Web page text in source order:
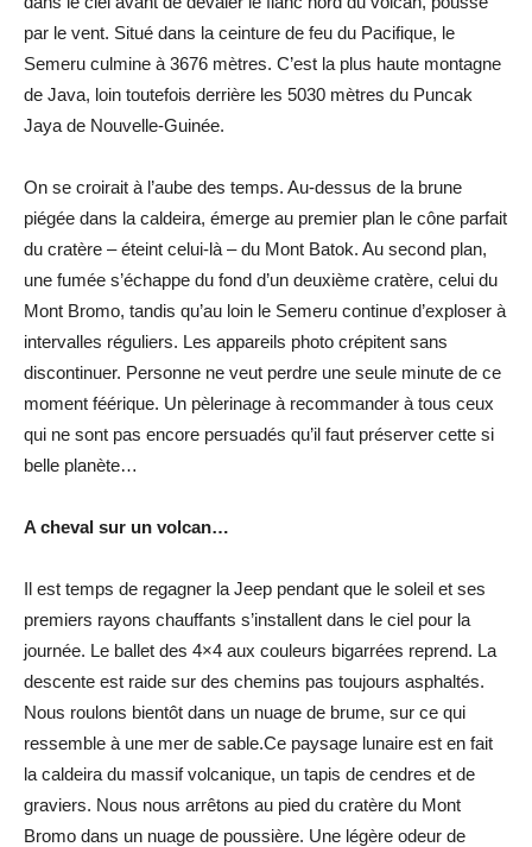
par le vent. Situé dans la ceinture de feu du Pacifique, le
Semeru culmine à 3676 mètres. C’est la plus haute montagne
de Java, loin toutefois derrière les 5030 mètres du Puncak
Jaya de Nouvelle-Guinée.
On se croirait à l’aube des temps. Au-dessus de la brune
piégée dans la caldeira, émerge au premier plan le cône parfait
du cratère – éteint celui-là – du Mont Batok. Au second plan,
une fumée s’échappe du fond d’un deuxième cratère, celui du
Mont Bromo, tandis qu’au loin le Semeru continue d’exploser à
intervalles réguliers. Les appareils photo crépitent sans
discontinuer. Personne ne veut perdre une seule minute de ce
moment féérique. Un pèlerinage à recommander à tous ceux
qui ne sont pas encore persuadés qu’il faut préserver cette si
belle planète…
A cheval sur un volcan…
Il est temps de regagner la Jeep pendant que le soleil et ses
premiers rayons chauffants s’installent dans le ciel pour la
journée. Le ballet des 4×4 aux couleurs bigarrées reprend. La
descente est raide sur des chemins pas toujours asphaltés.
Nous roulons bientôt dans un nuage de brume, sur ce qui
ressemble à une mer de sable.Ce paysage lunaire est en fait
la caldeira du massif volcanique, un tapis de cendres et de
graviers. Nous nous arrêtons au pied du cratère du Mont
Bromo dans un nuage de poussière. Une légère odeur de